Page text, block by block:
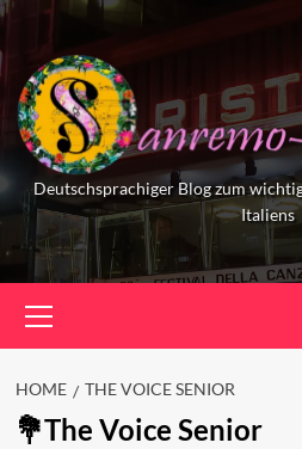
Skip
to
content
Deutschsprachiger Blog zum
Italiens
Menu
HOME THE VOICE SENIOR
The Voice Senior